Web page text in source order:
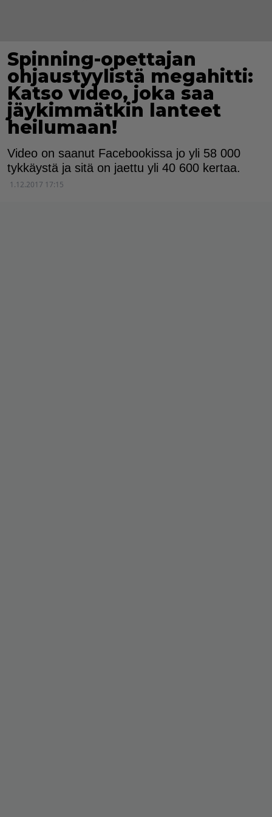
Spinning-opettajan
ohjaustyylistä megahitti:
Katso video, joka saa
jäykimmätkin lanteet
heilumaan!
Video on saanut Facebookissa jo yli 58 000
tykkäystä ja sitä on jaettu yli 40 600 kertaa.
1.12.2017 17:15